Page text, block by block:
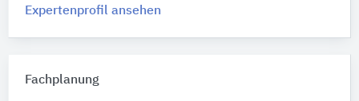
Expertenprofil ansehen
Fachplanung